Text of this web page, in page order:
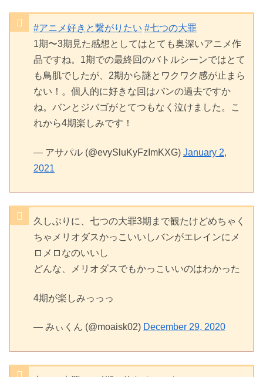
#アニメ好きと繋がりたい #七つの大罪
1期〜3期見た感想としてはとても奥深いアニメ作
品ですね。1期での最終回のバトルシーンではとて
も鳥肌でしたが、2期から謎とワクワク感が止まら
ない！。個人的に好きな回はバンの過去ですか
ね。バンとジバゴがとてつもなく泣けました。こ
れから4期楽しみです！
— アサパル (@evySluKyFzImKXG) January 2,
2021
久しぶりに、七つの大罪3期まで観たけどめちゃく
ちゃメリオダスかっこいいしバンがエレインにメ
ロメロなのいいし
どんな、メリオダスでもかっこいいのはわかった
4期が楽しみっっっ
— みぃくん (@moaisk02) December 29, 2020